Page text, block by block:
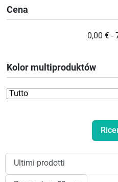
Cena
0,00 € -
Kolor multiproduktów